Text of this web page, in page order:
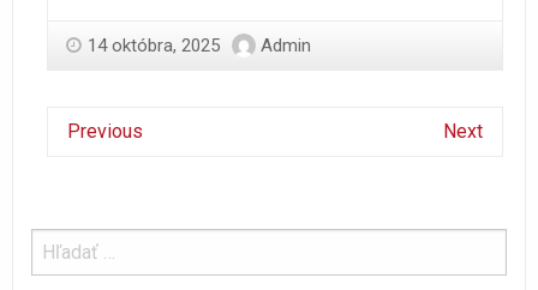
14 októbra, 2025 Admin
Previous Next